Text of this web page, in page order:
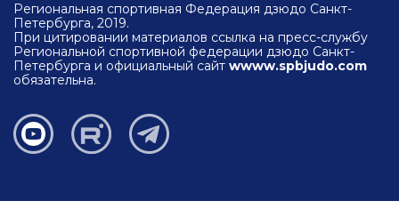
Региональная спортивная Федерация дзюдо Санкт-
Петербурга, 2019.
При цитировании материалов ссылка на пресс-службу
Региональной спортивной федерации дзюдо Санкт-
Петербурга и официальный сайт wwww.spbjudo.com
обязательна.